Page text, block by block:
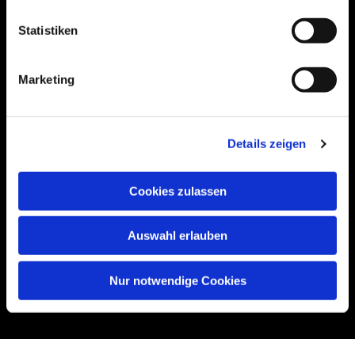
Statistiken
Marketing
Details zeigen
Cookies zulassen
Auswahl erlauben
Nur notwendige Cookies
Bitte akzeptieren Sie Marketing-Cookies,
Accept cookies